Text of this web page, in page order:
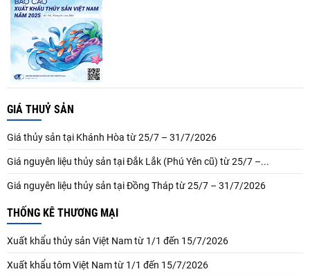
GIÁ THUỶ SẢN
Giá thủy sản tại Khánh Hòa từ 25/7 – 31/7/2026
Giá nguyên liệu thủy sản tại Đắk Lắk (Phú Yên cũ) từ 25/7 –...
Giá nguyên liệu thủy sản tại Đồng Tháp từ 25/7 – 31/7/2026
THỐNG KÊ THƯƠNG MẠI
Xuất khẩu thủy sản Việt Nam từ 1/1 đến 15/7/2026
Xuất khẩu tôm Việt Nam từ 1/1 đến 15/7/2026